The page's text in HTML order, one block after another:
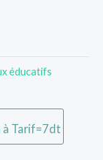
éducatifs
à Tarif=7dt